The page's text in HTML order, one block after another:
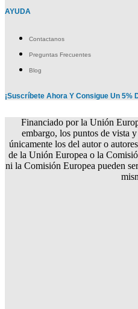
AYUDA
Contactanos
Preguntas Frecuentes
Blog
¡Suscríbete Ahora Y Consigue Un 5%
Financiado por la Unión
embargo, los puntos de vista
únicamente los del autor o
de la Unión Europea o la
ni la Comisión Europea pueden